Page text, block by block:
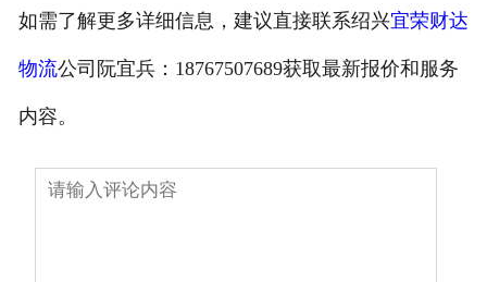
如需了解更多详细信息，建议直接联系绍兴宜荣财达
物流公司阮宜兵：18767507689获取最新报价和服务
内容。